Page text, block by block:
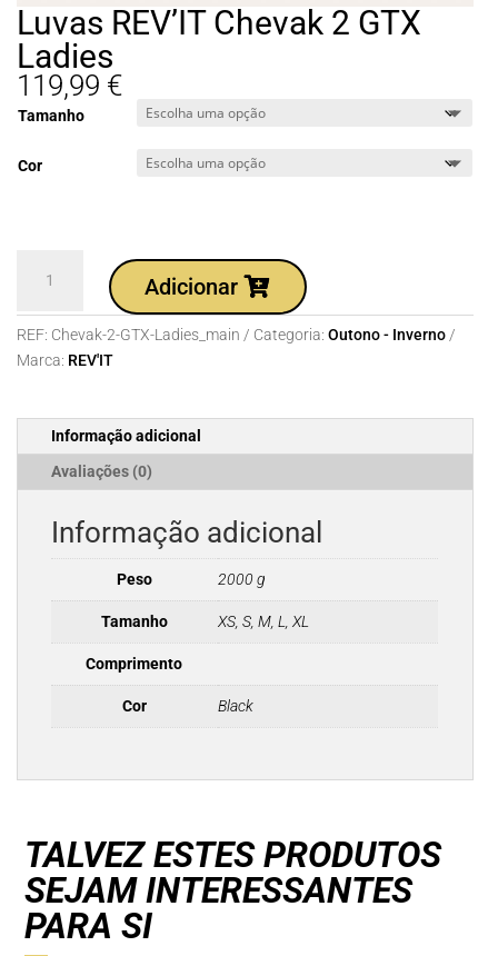
Luvas REV’IT Chevak 2 GTX
Ladies
119,99 €
Tamanho
Cor
Luvas
REV'IT
Chevak
GTX
Ladies
Adicionar
REF: Chevak-2-GTX-Ladies_main Categoria: Outono - Inverno
Marca: REV'IT
Informação adicional
Avaliações (0)
Informação adicional
Peso 2000 g
Tamanho XS, S, M, L, XL
Comprimento
Cor Black
TALVEZ ESTES PRODUTOS
SEJAM INTERESSANTES
PARA SI